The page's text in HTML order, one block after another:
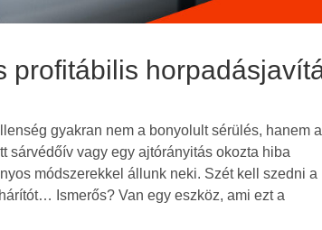
profitábilis
gyakran nem a bonyolult sérülés, hanem
sárvédőív vagy egy ajtórányitás okozta hiba
módszerekkel állunk neki. Szét kell szedni a
Ismerős? Van egy eszköz, ami ezt a